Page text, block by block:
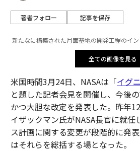
著者フォロー 記事を保存
新たなに構築された月面基地の開発工程のイ
全ての画像を見る
米国時間3月24日、NASAは「イグ
と題した記者会見を開催し、今後
かつ大胆な改定を発表した。昨年
イザックマン氏がNASA長官に就任
ス計画に関する変更が段階的に発
はそれらを総括する場となった。